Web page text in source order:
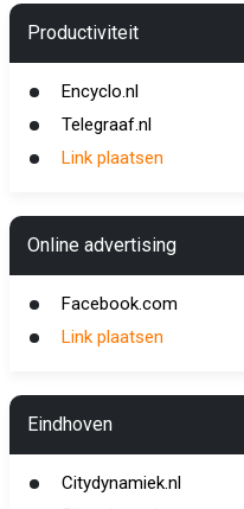
Productiviteit
Encyclo.nl
Telegraaf.nl
Link plaatsen
Online advertising
Facebook.com
Link plaatsen
Eindhoven
Citydynamiek.nl